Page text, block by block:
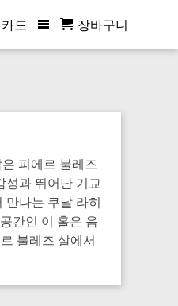
드 장바구니
피에르 불레즈
성과 뛰어난 기교
만나는 쿠날 라히
간인 이 홀은 음
불레즈 살에서